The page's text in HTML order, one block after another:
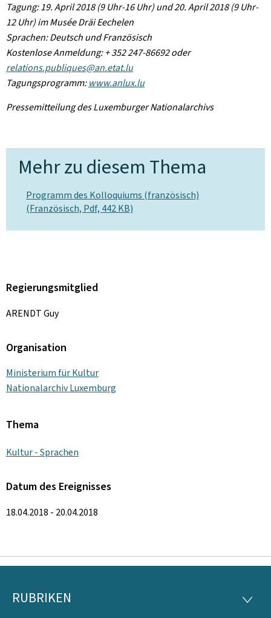
Tagung: 19. April 2018 (9 Uhr-16 Uhr) und 20. April 2018 (9 Uhr-
12 Uhr) im Musée Dräi Eechelen
Sprachen: Deutsch und Französisch
Kostenlose Anmeldung: + 352 247-86692 oder
relations.publiques@an.etat.lu
Tagungsprogramm:www.anlux.lu
Pressemitteilung des Luxemburger Nationalarchivs
Mehr zu diesem Thema
Programm des Kolloquiums (französisch)
(Französisch, Pdf, 442 KB)
Regierungsmitglied
ARENDT Guy
Organisation
Ministerium für Kultur
Nationalarchiv Luxemburg
Thema
Kultur - Sprachen
Datum des Ereignisses
18.04.2018 - 20.04.2018
Footer
RUBRIKEN